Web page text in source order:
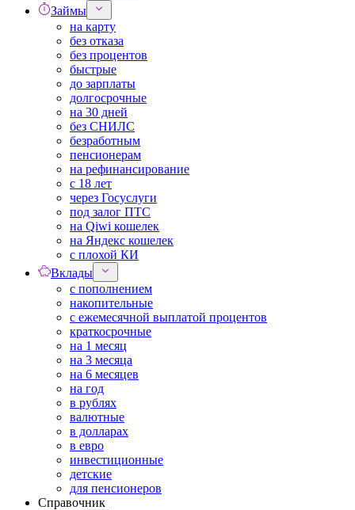
Займы
на карту
без отказа
без процентов
быстрые
до зарплаты
долгосрочные
на 30 дней
без СНИЛС
безработным
пенсионерам
на рефинансирование
с 18 лет
через Госуслуги
под залог ПТС
на Qiwi кошелек
на Яндекс кошелек
с плохой КИ
Вклады
с пополнением
накопительные
с ежемесячной выплатой процентов
краткосрочные
на 1 месяц
на 3 месяца
на 6 месяцев
на год
в рублях
валютные
в долларах
в евро
инвестиционные
детские
для пенсионеров
Справочник